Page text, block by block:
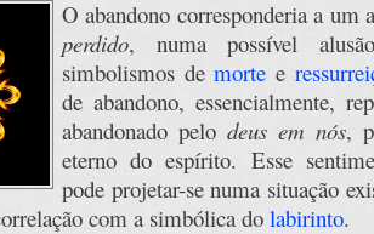
O abandono corresponderia a um
perdido, numa possível
simbolismos demorte e
de abandono, essencialmente,
abandonado pelo deus em nós,
eterno do espírito. Esse
pode projetar-se numa situação
com a simbólica do labirinto.